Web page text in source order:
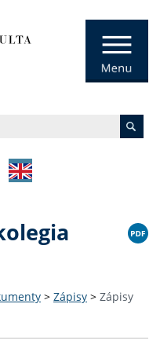
> Zápisy > Zápisy